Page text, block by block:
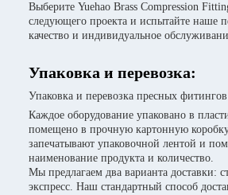
Выберите Yuehao Brass Compression
следующего проекта и испытайте наше
качество и индивидуальное
Упаковка и перевозка:
Упаковка и перевозка пресных
Каждое оборудование упаковано в
помещено в прочную картонную
запечатывают упаковочной лентой и
наименование продукта и количество.
Мы предлагаем два варианта доставки:
экспресс. Наш стандартный способ